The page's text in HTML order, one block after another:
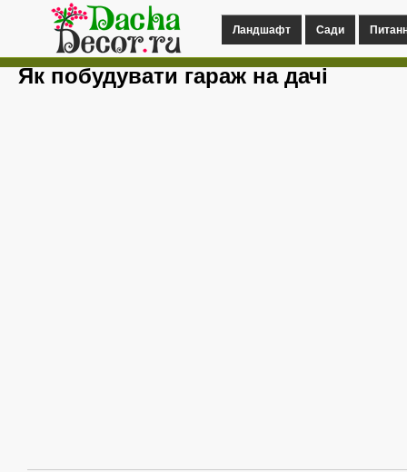
Ландшафт Сади
Як побудувати гараж на дачі